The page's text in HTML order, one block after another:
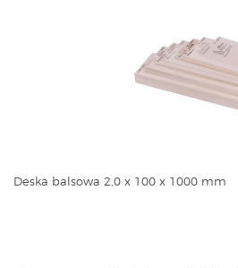
Deska balsowa 2,0 x 100 x 1000 mm